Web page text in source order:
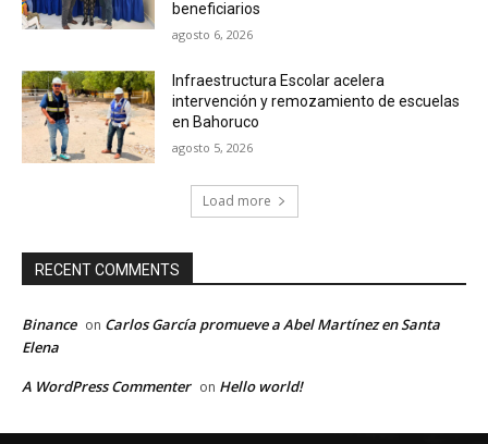
beneficiarios
agosto 6, 2026
Infraestructura Escolar acelera
intervención y remozamiento de escuelas
en Bahoruco
agosto 5, 2026
Load more
RECENT COMMENTS
Binance on Carlos García promueve a Abel Martínez en Santa
Elena
A WordPress Commenter on Hello world!